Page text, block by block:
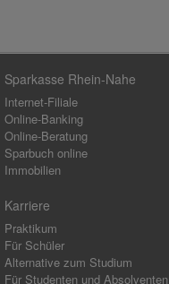
Sparkasse Rhein-Nahe
Internet-Filiale
Online-Banking
Online-Beratung
Sparbuch online
Immobilien
Karriere
Praktikum
Für Schüler
Alternative zum Studium
Für Studenten und Absolventen